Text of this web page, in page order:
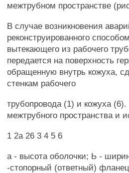
межтрубном пространстве
В случае возникновения
реконструированного
вытекающего из рабочего
передается на поверхность
обращенную внутрь кожуха,
стенкам рабочего
трубопровода (1) и кожуха
межтрубного пространства и
1 2а 26 3 4 5 6
а - высота оболочки; Ь -
-стопорный (ответный)